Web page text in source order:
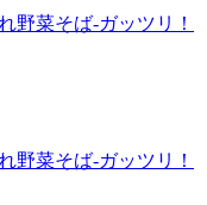
野菜そば-ガッツリ！
野菜そば-ガッツリ！